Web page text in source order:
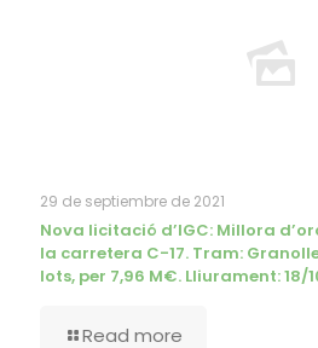
29 de septiembre de 2021
Nova licitació d’IGC: Millora
la carretera C-17. Tram:
lots, per 7,96 M€. Lliurament: 18/
Read more